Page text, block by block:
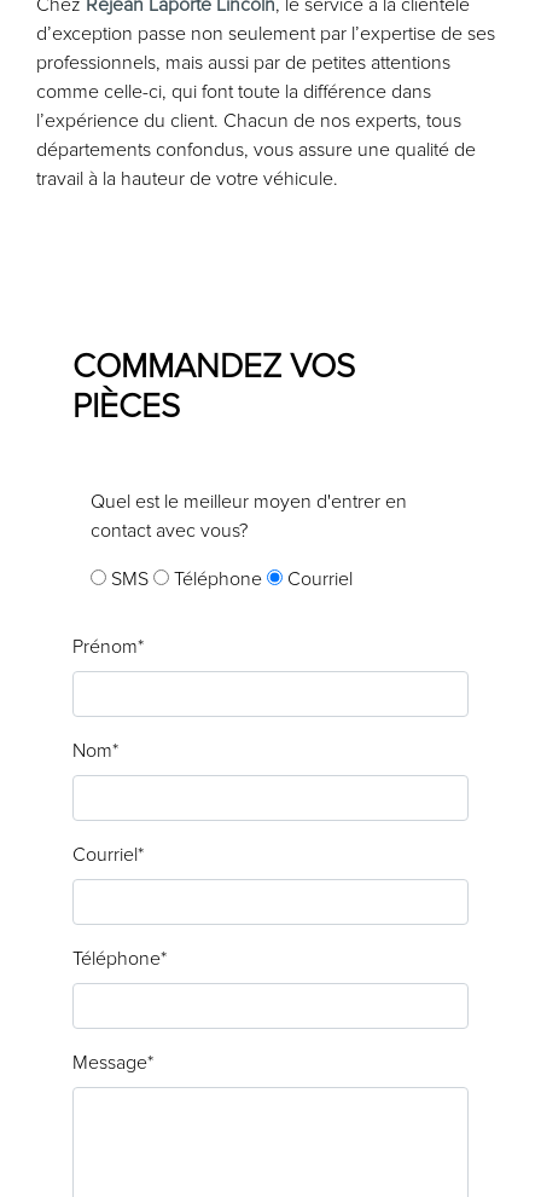
Chez Réjean Laporte Lincoln, le service à la clientèle
d’exception passe non seulement par l’expertise de ses
professionnels, mais aussi par de petites attentions
comme celle-ci, qui font toute la différence dans
l’expérience du client. Chacun de nos experts, tous
départements confondus, vous assure une qualité de
travail à la hauteur de votre véhicule.
COMMANDEZ VOS
PIÈCES
Quel est le meilleur moyen d'entrer en
contact avec vous?
SMS Téléphone Courriel
Prénom*
Nom*
Courriel*
Téléphone*
Message*